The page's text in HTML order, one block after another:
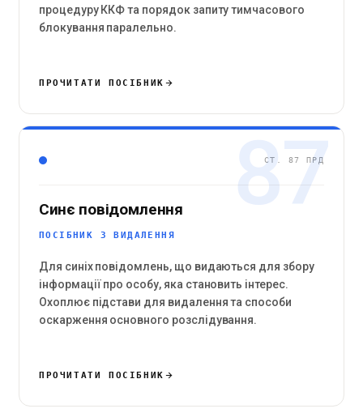
процедуру ККФ та порядок запиту тимчасового
блокування паралельно.
ПРОЧИТАТИ ПОСІБНИК
87
СТ. 87 ПРД
Синє повідомлення
ПОСІБНИК З ВИДАЛЕННЯ
Для синіх повідомлень, що видаються для збору
інформації про особу, яка становить інтерес.
Охоплює підстави для видалення та способи
оскарження основного розслідування.
ПРОЧИТАТИ ПОСІБНИК